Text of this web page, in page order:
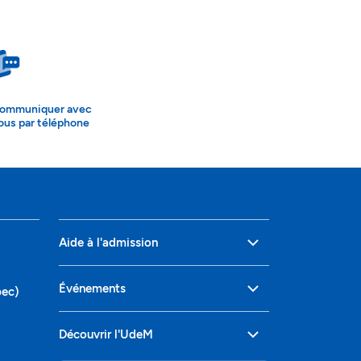
avec
par téléphone
Aide à l'admission
Événements
Découvrir l'UdeM